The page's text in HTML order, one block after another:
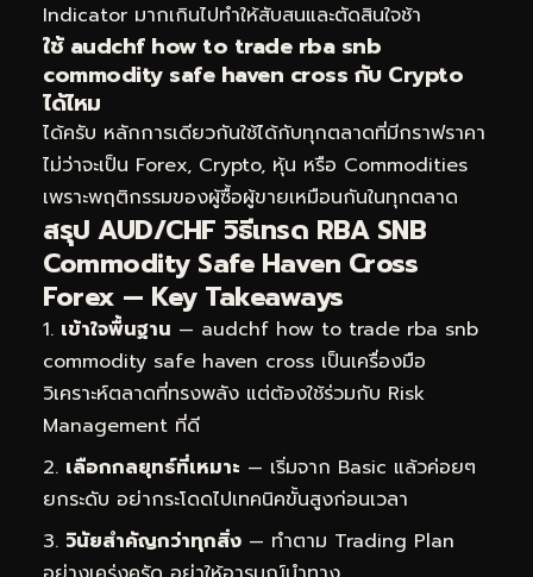
Indicator มากเกินไปทำให้สับสนและตัดสินใจช้า
ใช้ audchf how to trade rba snb
commodity safe haven cross กับ Crypto
ได้ไหม
ได้ครับ หลักการเดียวกันใช้ได้กับทุกตลาดที่มีกราฟราคา
ไม่ว่าจะเป็น Forex, Crypto, หุ้น หรือ Commodities
เพราะพฤติกรรมของผู้ซื้อผู้ขายเหมือนกันในทุกตลาด
สรุป AUD/CHF วิธีเทรด RBA SNB
Commodity Safe Haven Cross
Forex — Key Takeaways
เข้าใจพื้นฐาน — audchf how to trade rba snb
commodity safe haven cross เป็นเครื่องมือ
วิเคราะห์ตลาดที่ทรงพลัง แต่ต้องใช้ร่วมกับ Risk
Management ที่ดี
เลือกกลยุทธ์ที่เหมาะ — เริ่มจาก Basic แล้วค่อยๆ
ยกระดับ อย่ากระโดดไปเทคนิคขั้นสูงก่อนเวลา
วินัยสำคัญกว่าทุกสิ่ง — ทำตาม Trading Plan